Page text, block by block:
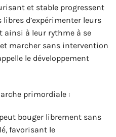
et stable progressent
d’expérimenter leurs
ainsi à leur rythme à se
marcher sans intervention
le développement
primordiale :
bouger librement sans
favorisant le